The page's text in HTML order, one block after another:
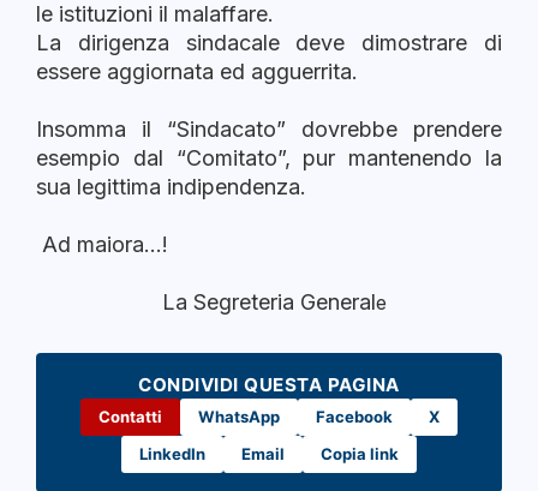
le istituzioni il malaffare.
La dirigenza sindacale deve dimostrare di
essere aggiornata ed agguerrita.
Insomma il “Sindacato” dovrebbe prendere
esempio dal “Comitato”, pur mantenendo la
sua legittima indipendenza.
Ad maiora…!
La Segreteria Generale
CONDIVIDI QUESTA PAGINA
Contatti WhatsApp Facebook
X
LinkedIn
Email Copia link